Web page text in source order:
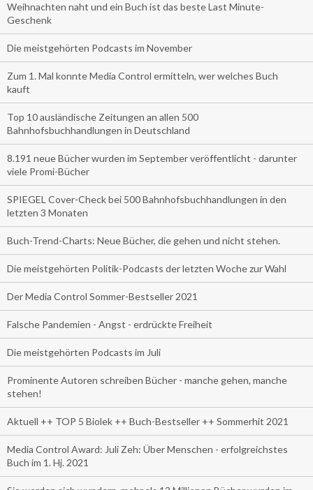
Weihnachten naht und ein Buch ist das beste Last Minute-
Geschenk
Die meistgehörten Podcasts im November
Zum 1. Mal konnte Media Control ermitteln, wer welches Buch
kauft
Top 10 ausländische Zeitungen an allen 500
Bahnhofsbuchhandlungen in Deutschland
8.191 neue Bücher wurden im September veröffentlicht - darunter
viele Promi-Bücher
SPIEGEL Cover-Check bei 500 Bahnhofsbuchhandlungen in den
letzten 3 Monaten
Buch-Trend-Charts: Neue Bücher, die gehen und nicht stehen.
Die meistgehörten Politik-Podcasts der letzten Woche zur Wahl
Der Media Control Sommer-Bestseller 2021
Falsche Pandemien - Angst - erdrückte Freiheit
Die meistgehörten Podcasts im Juli
Prominente Autoren schreiben Bücher - manche gehen, manche
stehen!
Aktuell ++ TOP 5 Biolek ++ Buch-Bestseller ++ Sommerhit 2021
Media Control Award: Juli Zeh: Über Menschen - erfolgreichstes
Buch im 1. Hj. 2021